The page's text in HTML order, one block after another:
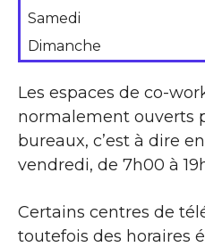
Samedi
Dimanche
Les espaces de co-
normalement ouverts
bureaux, c’est à dire
vendredi, de 7h00 à
Certains centres de
toutefois des horaires